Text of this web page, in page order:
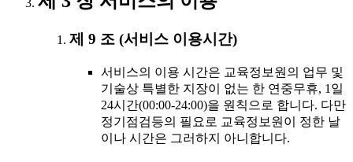
제 9 조 (서비스 이용시간)
서비스의 이용 시간은 교육정보원의 업무 및
기술상 특별한 지장이 없는 한 연중무휴, 1일
24시간(00:00-24:00)을 원칙으로 합니다. 다만
정기점검등의 필요로 교육정보원이 정한 날
이나 시간은 그러하지 아니합니다.